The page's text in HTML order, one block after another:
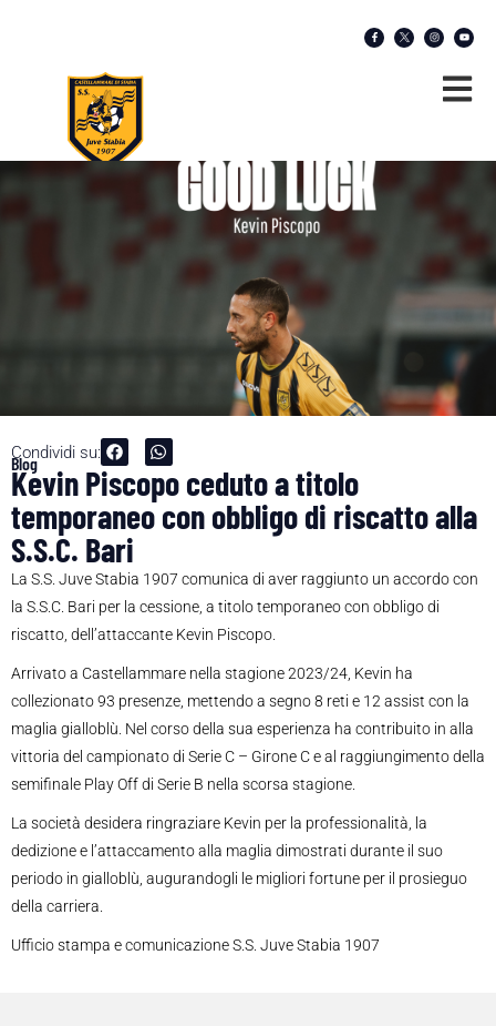
Condividi su:
Blog
Kevin Piscopo ceduto a titolo
temporaneo con obbligo di riscatto alla
S.S.C. Bari
La S.S. Juve Stabia 1907 comunica di aver raggiunto un accordo con
la S.S.C. Bari per la cessione, a titolo temporaneo con obbligo di
riscatto, dell’attaccante Kevin Piscopo.
Arrivato a Castellammare nella stagione 2023/24, Kevin ha
collezionato 93 presenze, mettendo a segno 8 reti e 12 assist con la
maglia gialloblù. Nel corso della sua esperienza ha contribuito in alla
vittoria del campionato di Serie C – Girone C e al raggiungimento della
semifinale Play Off di Serie B nella scorsa stagione.
La società desidera ringraziare Kevin per la professionalità, la
dedizione e l’attaccamento alla maglia dimostrati durante il suo
periodo in gialloblù, augurandogli le migliori fortune per il prosieguo
della carriera.
Ufficio stampa e comunicazione S.S. Juve Stabia 1907